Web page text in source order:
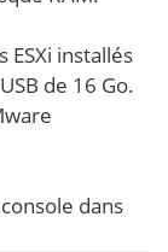
installés
de 16 Go.
dans